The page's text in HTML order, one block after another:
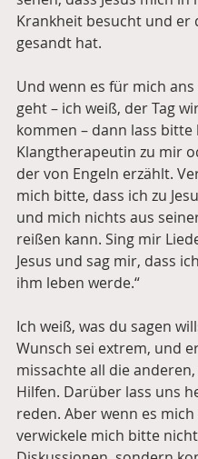
Krankheit besucht und er
gesandt hat.
Und wenn es für mich
geht – ich weiß, der Tag
kommen – dann lass bitte
Klangtherapeutin zu mir
der von Engeln erzählt.
mich bitte, dass ich zu
und mich nichts aus
reißen kann. Sing mir
Jesus und sag mir, dass
ihm leben werde.“
Ich weiß, was du sagen
Wunsch sei extrem, und
missachte all die
Hilfen. Darüber lass uns
reden. Aber wenn es
verwickele mich bitte